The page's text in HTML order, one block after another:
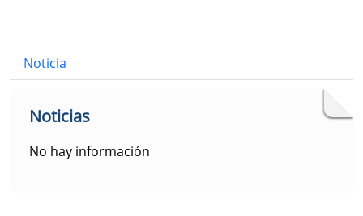
Noticia
Button
Noticias
No hay información